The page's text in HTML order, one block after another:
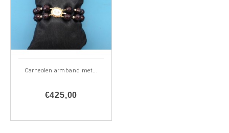
Carneolen armband met...
€425,00